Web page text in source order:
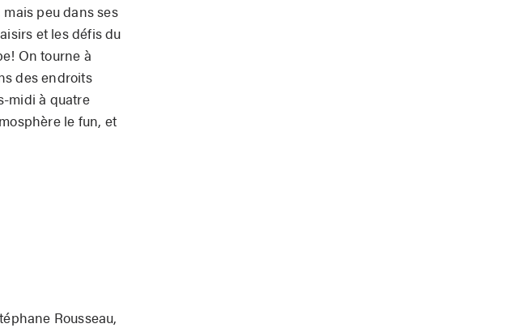
peu dans ses
et les défis du
On tourne à
des endroits
midi à quatre
le fun, et
Rousseau,